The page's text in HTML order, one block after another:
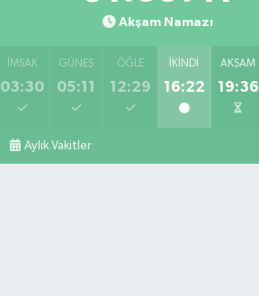
Akşam Namazı
İMSAK
03:30
GÜNEŞ
05:11
ÖĞLE
12:29
İKINDI
16:22
AKŞAM
19:36
Aylık Vakitler